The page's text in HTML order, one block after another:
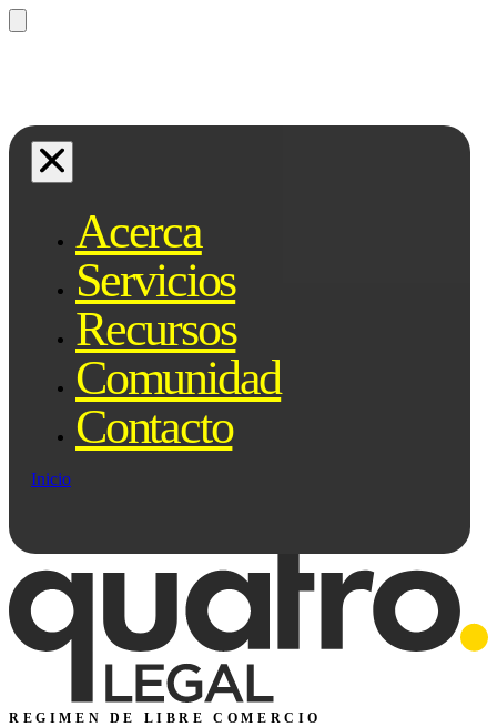
Acerca
Servicios
Recursos
Comunidad
Contacto
Inicio
REGIMEN DE LIBRE COMERCIO